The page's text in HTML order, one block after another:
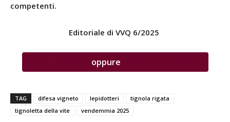
competenti.
Editoriale di VVQ 6/2025
oppure
TAG difesa vigneto lepidotteri
tignola rigata
tignoletta della vite
vendemmia 2025